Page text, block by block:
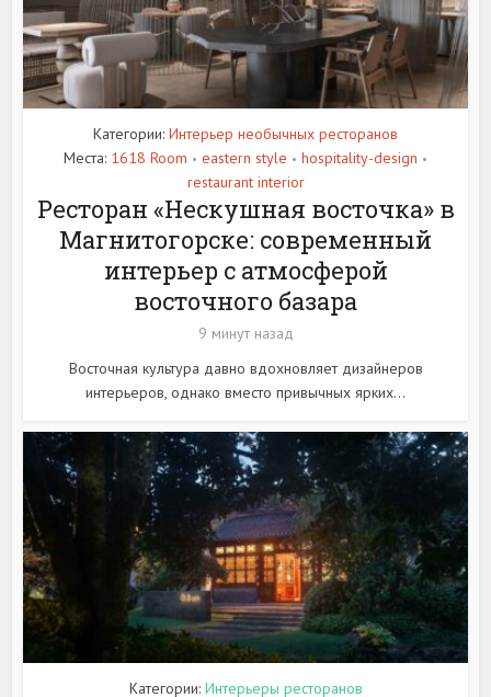
Категории: Интерьер необычных ресторанов
Места: 1618 Room • eastern style • hospitality-design •
restaurant interior
Ресторан «Нескушная восточка» в
Магнитогорске: современный
интерьер с атмосферой
восточного базара
9 минут назад
Восточная культура давно вдохновляет дизайнеров
интерьеров, однако вместо привычных ярких...
Категории: Интерьеры ресторанов